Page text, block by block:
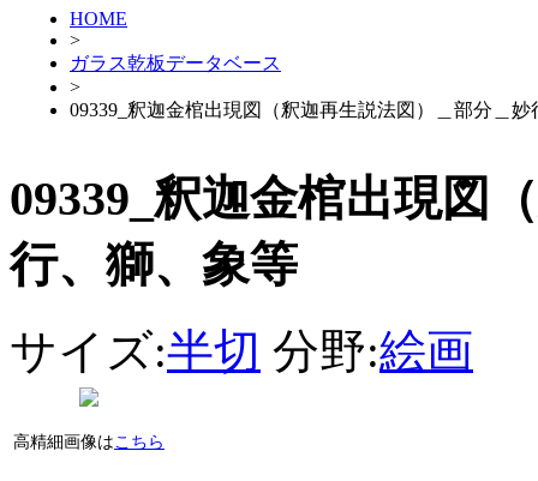
HOME
>
ガラス乾板データベース
>
09339_釈迦金棺出現図（釈迦再生説法図）＿部分＿妙
09339_釈迦金棺出現図
行、獅、象等
サイズ:半切 分野:絵画
高精細画像はこちら